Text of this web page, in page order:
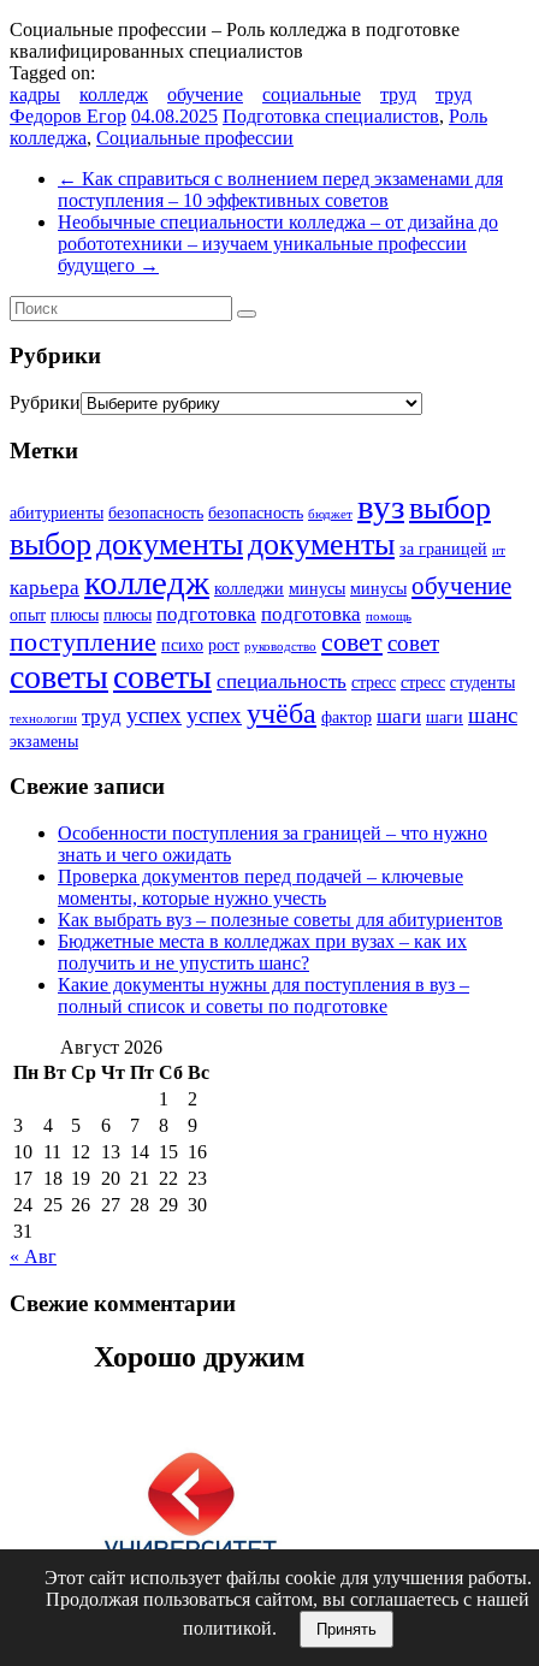
Социальные профессии – Роль колледжа в подготовке
квалифицированных специалистов
Tagged on:
кадры
колледж обучение социальные труд
труд
Федоров Егор 04.08.2025 Подготовка специалистов, Роль
колледжа, Социальные профессии
← Как справиться с волнением перед экзаменами для
поступления – 10 эффективных советов
Необычные специальности колледжа – от дизайна до
робототехники – изучаем уникальные профессии
будущего →
Рубрики
Рубрики
Метки
абитуриенты безопасность безопасность бюджет вузвыбор
выбор документы документы за границей ит
карьера колледж колледжи минусы минусы обучение
опыт плюсы плюсы подготовка подготовка помощь
поступление психо рост руководство советсовет
советысоветы специальность стресс стресс студенты
технологии труд успех успех учёба фактор шаги шаги шанс
экзамены
Свежие записи
Особенности поступления за границей – что нужно
знать и чего ожидать
Проверка документов перед подачей – ключевые
моменты, которые нужно учесть
Как выбрать вуз – полезные советы для абитуриентов
Бюджетные места в колледжах при вузах – как их
получить и не упустить шанс?
Какие документы нужны для поступления в вуз –
полный список и советы по подготовке
Август 2026
Пн Вт Ср Чт Пт Сб Вс
1
2
3
4 5 6 7 8
9
10 11 12 13 14 15 16
17 18 19 20 21 22 23
24 25 26 27 28 29 30
31
« Авг
Свежие комментарии
Этот сайт использует файлы cookie для улучшения работы.
Продолжая пользоваться сайтом, вы соглашаетесь с нашей
политикой.
Принять
Хорошо дружим